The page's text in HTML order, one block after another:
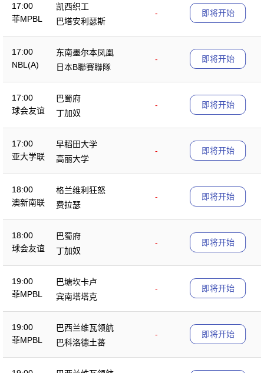
17:00
菲MPBL
凯西织工
-
巴塔安利瑟斯
即将开始
17:00
NBL(A)
东南墨尔本凤凰
-
日本B聯賽聯隊
即将开始
17:00
球会友谊
巴蜀府
-
丁加奴
即将开始
17:00
亚大学联
早稻田大学
-
高丽大学
即将开始
18:00
澳新南联
格兰维利狂怒
-
费拉瑟
即将开始
18:00
球会友谊
巴蜀府
-
丁加奴
即将开始
19:00
菲MPBL
巴塘坎卡卢
-
宾南塔塔克
即将开始
19:00
菲MPBL
巴西兰维瓦领航
-
巴科洛德土蕃
即将开始